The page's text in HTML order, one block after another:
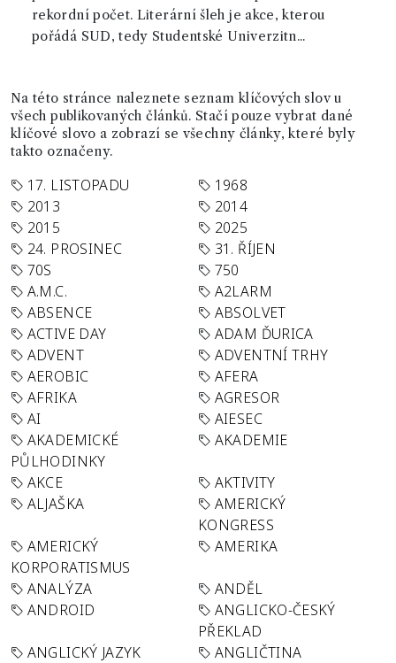
rekordní počet. Literární šleh je akce, kterou
pořádá SUD, tedy Studentské Univerzitn...
Na této stránce naleznete seznam klíčových slov u
všech publikovaných článků. Stačí pouze vybrat dané
klíčové slovo a zobrazí se všechny články, které byly
takto označeny.
17. LISTOPADU
1968
2013
2014
2015
2025
24. PROSINEC
31. ŘÍJEN
70S
750
A.M.C.
A2LARM
ABSENCE
ABSOLVET
ACTIVE DAY
ADAM ĎURICA
ADVENT
ADVENTNÍ TRHY
AEROBIC
AFERA
AFRIKA
AGRESOR
AI
AIESEC
AKADEMICKÉ
PŮLHODINKY
AKADEMIE
AKCE
AKTIVITY
ALJAŠKA
AMERICKÝ
KONGRESS
AMERICKÝ
KORPORATISMUS
AMERIKA
ANALÝZA
ANDĚL
ANDROID
ANGLICKO-ČESKÝ
PŘEKLAD
ANGLICKÝ JAZYK
ANGLIČTINA